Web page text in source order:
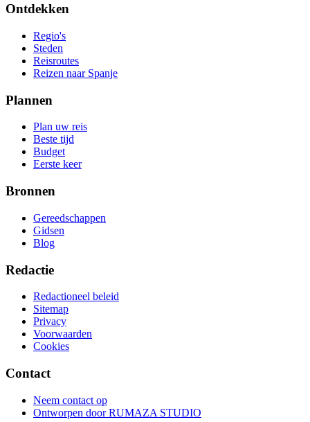
Ontdekken
Regio's
Steden
Reisroutes
Reizen naar Spanje
Plannen
Plan uw reis
Beste tijd
Budget
Eerste keer
Bronnen
Gereedschappen
Gidsen
Blog
Redactie
Redactioneel beleid
Sitemap
Privacy
Voorwaarden
Cookies
Contact
Neem contact op
Ontworpen doorRUMAZA STUDIO